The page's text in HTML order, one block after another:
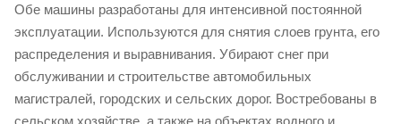
Обе машины разработаны для интенсивной постоянной
эксплуатации. Используются для снятия слоев грунта, его
распределения и выравнивания. Убирают снег при
обслуживании и строительстве автомобильных
магистралей, городских и сельских дорог. Востребованы в
сельском хозяйстве, а также на объектах водного и